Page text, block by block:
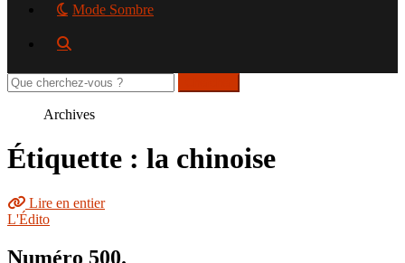
Mode Sombre
Rechercher
sur
Archives
Étiquette : la chinoise
Lire en entier
L'Édito
Numéro 500.